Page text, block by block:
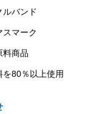
ルバンド
スマーク
料商品
を80％以上使用